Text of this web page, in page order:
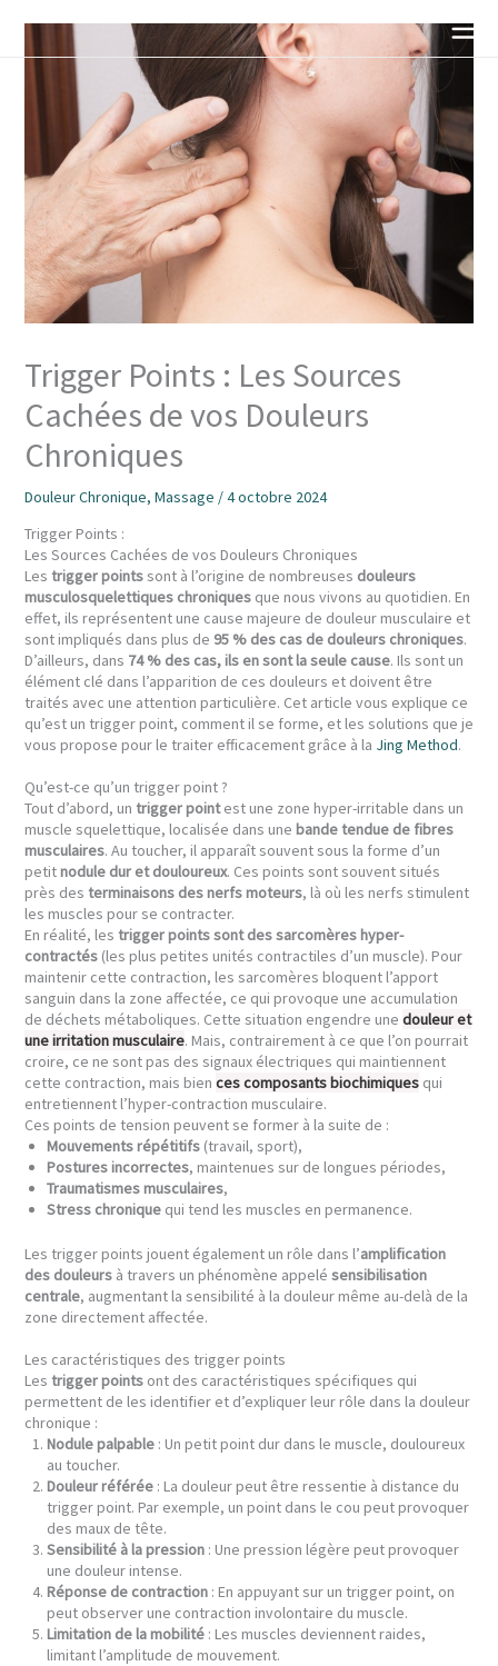
Trigger Points : Les Sources
Cachées de vos Douleurs
Chroniques
Douleur Chronique, Massage /4 octobre 2024
Trigger Points :
Les Sources Cachées de vos Douleurs Chroniques
Les trigger pointssont à l’origine de nombreuses douleurs
musculosquelettiques chroniquesque nous vivons au quotidien. En
effet, ils représentent une cause majeure de douleur musculaire et
sont impliqués dans plus de 95 % des cas de douleurs chroniques.
D’ailleurs, dans 74 % des cas, ils en sont la seule cause. Ils sont un
élément clé dans l’apparition de ces douleurs et doivent être
traités avec une attention particulière. Cet article vous explique ce
qu’est un trigger point, comment il se forme, et les solutions que je
vous propose pour le traiter efficacement grâce à la Jing Method.
Qu’est-ce qu’un trigger point ?
Tout d’abord, un trigger pointest une zone hyper-irritable dans un
muscle squelettique, localisée dans une bande tendue de fibres
musculaires. Au toucher, il apparaît souvent sous la forme d’un
petitnodule dur et douloureux. Ces points sont souvent situés
près des terminaisons des nerfs moteurs, là où les nerfs stimulent
les muscles pour se contracter.
En réalité, les trigger points sont des sarcomères hyper-
contractés(les plus petites unités contractiles d’un muscle). Pour
maintenir cette contraction, les sarcomères bloquent l’apport
sanguin dans la zone affectée, ce qui provoque une accumulation
de déchets métaboliques. Cette situation engendre une douleur et
une irritation musculaire. Mais, contrairement à ce que l’on pourrait
croire, ce ne sont pas des signaux électriques qui maintiennent
cette contraction, mais bien ces composants biochimiquesqui
entretiennent l’hyper-contraction musculaire.
Ces points de tension peuvent se former à la suite de :
Mouvements répétitifs(travail, sport),
Postures incorrectes, maintenues sur de longues périodes,
Traumatismes musculaires,
Stress chroniquequi tend les muscles en permanence.
Les trigger points jouent également un rôle dans l’amplification
des douleursà travers un phénomène appelé sensibilisation
centrale, augmentant la sensibilité à la douleur même au-delà de la
zone directement affectée.
Les caractéristiques des trigger points
Les trigger pointsont des caractéristiques spécifiques qui
permettent de les identifier et d’expliquer leur rôle dans la douleur
chronique :
Nodule palpable: Un petit point dur dans le muscle, douloureux
au toucher.
Douleur référée: La douleur peut être ressentie à distance du
trigger point. Par exemple, un point dans le cou peut provoquer
des maux de tête.
Sensibilité à la pression: Une pression légère peut provoquer
une douleur intense.
Réponse de contraction: En appuyant sur un trigger point, on
peut observer une contraction involontaire du muscle.
Limitation de la mobilité: Les muscles deviennent raides,
limitant l’amplitude de mouvement.